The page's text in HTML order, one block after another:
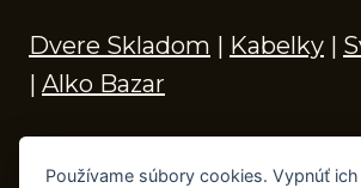
Dvere Skladom | Kabelky |
| Alko Bazar
Používame súbory cookies. Vypnúť